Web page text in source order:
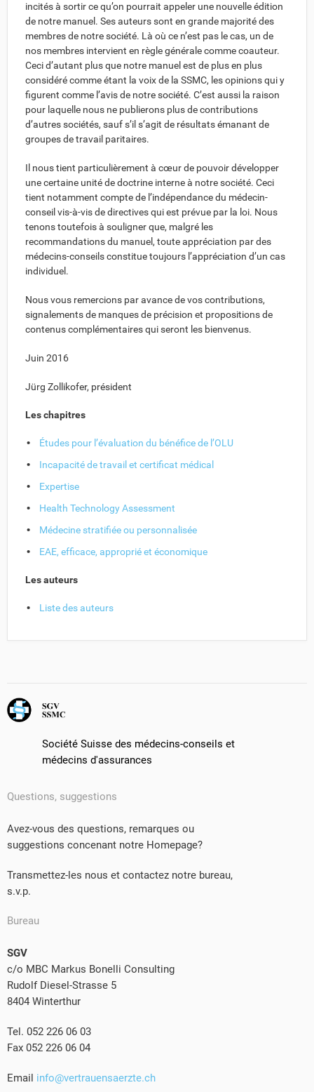
incités à sortir ce qu’on pourrait appeler une nouvelle édition
de notre manuel. Ses auteurs sont en grande majorité des
membres de notre société. Là où ce n’est pas le cas, un de
nos membres intervient en règle générale comme coauteur.
Ceci d’autant plus que notre manuel est de plus en plus
considéré comme étant la voix de la SSMC, les opinions qui y
figurent comme l’avis de notre société. C’est aussi la raison
pour laquelle nous ne publierons plus de contributions
d’autres sociétés, sauf s’il s’agit de résultats émanant de
groupes de travail paritaires.
Il nous tient particulièrement à cœur de pouvoir développer
une certaine unité de doctrine interne à notre société. Ceci
tient notamment compte de l’indépendance du médecin-
conseil vis-à-vis de directives qui est prévue par la loi. Nous
tenons toutefois à souligner que, malgré les
recommandations du manuel, toute appréciation par des
médecins-conseils constitue toujours l’appréciation d’un cas
individuel.
Nous vous remercions par avance de vos contributions,
signalements de manques de précision et propositions de
contenus complémentaires qui seront les bienvenus.
Juin 2016
Jürg Zollikofer, président
Les chapitres
Études pour l’évaluation du bénéfice de l’OLU
Incapacité de travail et certificat médical
Expertise
Health Technology Assessment
Médecine stratifiée ou personnalisée
EAE, efficace, approprié et économique
Les auteurs
Liste des auteurs
Société Suisse des médecins-conseils et
médecins d'assurances
Questions, suggestions
Avez-vous des questions, remarques ou
suggestions concenant notre Homepage?
Transmettez-les nous et contactez notre bureau,
s.v.p.
Bureau
SGV
c/o MBC Markus Bonelli Consulting
Rudolf Diesel-Strasse 5
8404 Winterthur
Tel. 052 226 06 03
Fax 052 226 06 04
Email info@vertrauensaerzte.ch